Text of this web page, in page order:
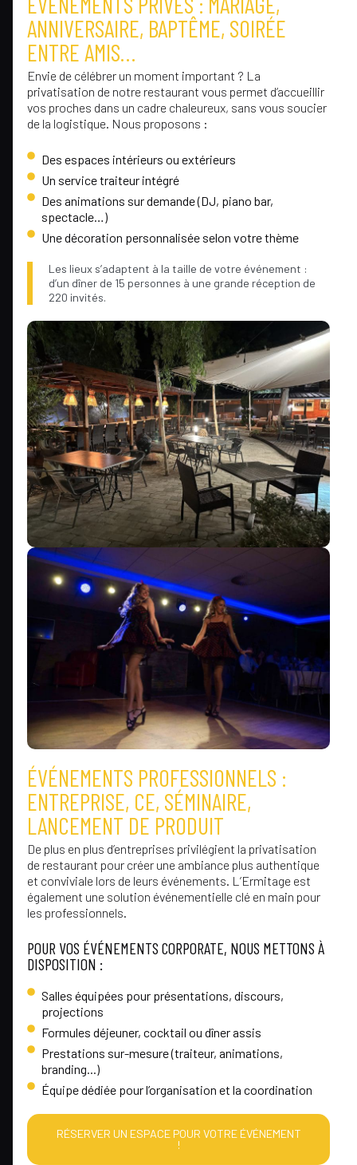
ANNIVERSAIRE, BAPTÊME, SOIRÉE
ENTRE AMIS…
Envie de célébrer un moment important ? La
privatisation de notre restaurant vous permet d’accueillir
vos proches dans un cadre chaleureux, sans vous soucier
de la logistique. Nous proposons :
Des espaces intérieurs ou extérieurs
Un service traiteur intégré
Des animations sur demande (DJ, piano bar,
spectacle…)
Une décoration personnalisée selon votre thème
Les lieux s’adaptent à la taille de votre événement :
d’un dîner de 15 personnes à une grande réception de
220 invités.
ÉVÉNEMENTS PROFESSIONNELS :
ENTREPRISE, CE, SÉMINAIRE,
LANCEMENT DE PRODUIT
De plus en plus d’entreprises privilégient la privatisation
de restaurant pour créer une ambiance plus authentique
et conviviale lors de leurs événements. L’Ermitage est
également une solution événementielle clé en main pour
les professionnels.
POUR VOS ÉVÉNEMENTS CORPORATE, NOUS METTONS À
DISPOSITION :
Salles équipées pour présentations, discours,
projections
Formules déjeuner, cocktail ou dîner assis
Prestations sur-mesure (traiteur, animations,
branding...)
Équipe dédiée pour l’organisation et la coordination
RÉSERVER UN ESPACE POUR VOTRE ÉVÉNEMENT
!